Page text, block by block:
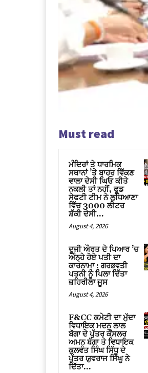
Must read
ਮੰਦਿਰਾਂ ਤੇ ਧਾਰਮਿਕ
ਸਥਾਨਾਂ ’ਤੇ ਬਾਹਰ ਵਿੱਕਣ
ਵਾਲਾ ਦੇਸੀ ਘਿਓ ਕੀਤੇ
ਨਕਲੀ ਤਾਂ ਨਹੀਂ, ਫੂਡ
ਸੇਫਟੀ ਟੀਮ ਨੇ ਲੁਧਿਆਣਾ
ਵਿੱਚ 3000 ਲੀਟਰ
ਸ਼ੱਕੀ ਦੇਸੀ...
August 4, 2026
ਦੂਜੀ ਔਰਤ ਦੇ ਪਿਆਰ ’ਚ
ਅੰਨ੍ਹੇ ਹੋਏ ਪਤੀ ਦਾ
ਕਾਰਨਾਮਾ : ਗਰਭਵਤੀ
ਪਤਨੀ ਨੂੰ ਪਿਲਾ ਦਿੱਤਾ
ਜ਼ਹਿਰੀਲਾ ਜੂਸ
August 4, 2026
F&CC ਕਮੇਟੀ ਦਾ ਮੁੱਦਾ
ਵਿਧਾਇਕ ਮਦਨ ਲਾਲ
ਬੱਗਾ ਦੇ ਪੁੱਤਰ ਕੌਂਸਲਰ
ਅਮਨ ਬੱਗਾ ਤੇ ਵਿਧਾਇਕ
ਕੁਲਵੰਤ ਸਿੰਘ ਸਿੱਧੂ ਦੇ
ਪੁੱਤਰ ਯੁਵਰਾਜ ਸਿੱਘੂ ਨੇ
ਦਿੱਤਾ...